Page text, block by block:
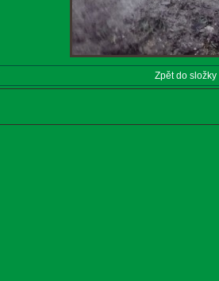
Zpět do složky